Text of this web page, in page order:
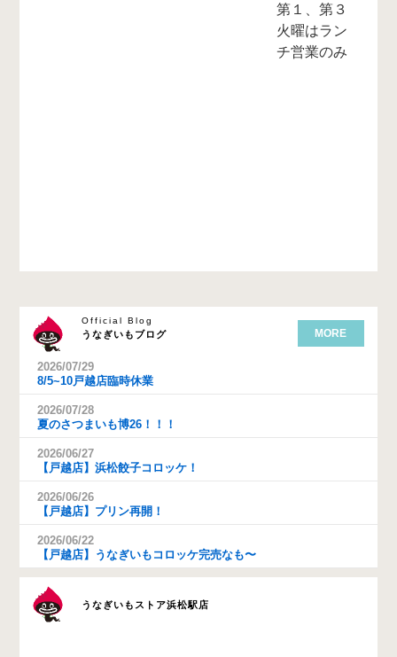
第１、第３
火曜はラン
チ営業のみ
うなぎいもブログ
Official Blog
MORE
2026/07/29
8/5~10戸越店臨時休業
2026/07/28
夏のさつまいも博26！！！
2026/06/27
【戸越店】浜松餃子コロッケ！
2026/06/26
【戸越店】プリン再開！
2026/06/22
【戸越店】うなぎいもコロッケ完売なも〜
うなぎいもストア浜松駅店